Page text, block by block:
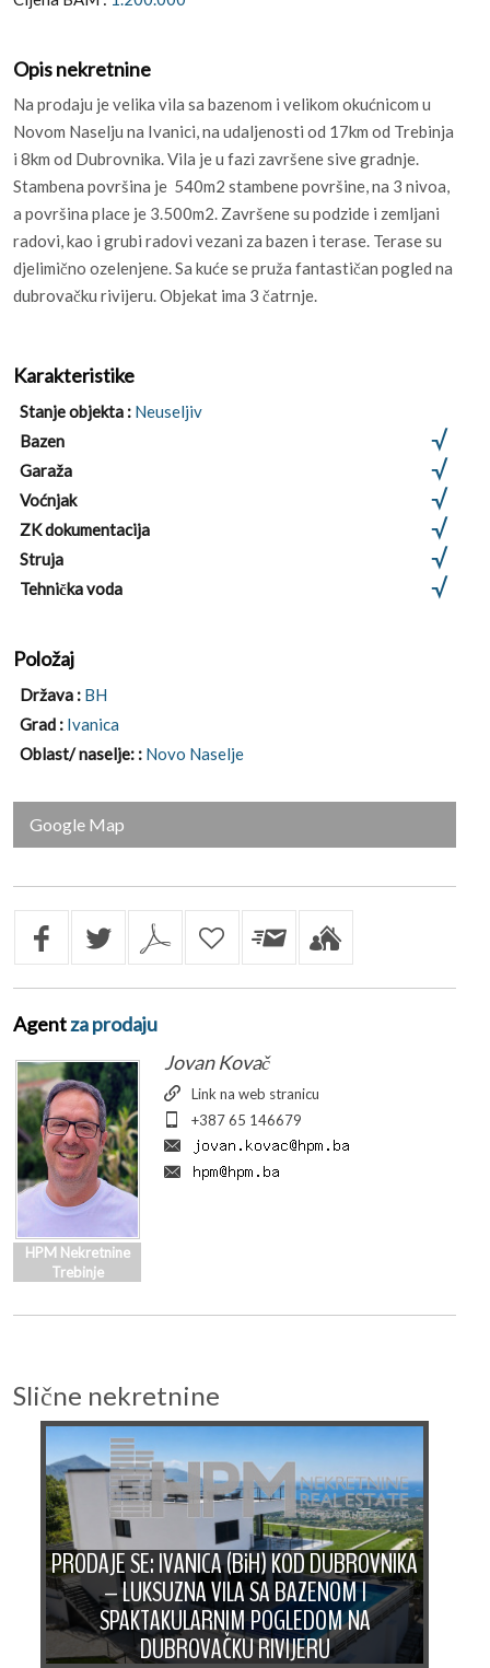
Opis nekretnine
Na prodaju je velika vila sa bazenom i velikom okućnicom u
Novom Naselju na Ivanici, na udaljenosti od 17km od Trebinja
i 8km od Dubrovnika. Vila je u fazi završene sive gradnje.
Stambena površina je 540m2 stambene površine, na 3 nivoa,
a površina place je 3.500m2. Završene su podzide i zemljani
radovi, kao i grubi radovi vezani za bazen i terase. Terase su
djelimično ozelenjene. Sa kuće se pruža fantastičan pogled na
dubrovačku rivijeru. Objekat ima 3 čatrnje.
Karakteristike
Stanje objekta : Neuseljiv
Bazen
Garaža
Voćnjak
ZK dokumentacija
Struja
Tehnička voda
Položaj
Država : BH
Grad : Ivanica
Oblast/ naselje: : Novo Naselje
Google Map
Agentza prodaju
HPM Nekretnine
Trebinje
Jovan Kovač
Link na web stranicu
+387 65 146679
Slične nekretnine
PRODAJE SE: IVANICA (BiH) KOD DUBROVNIKA
– LUKSUZNA VILA SA BAZENOM I
SPAKTAKULARNIM POGLEDOM NA
DUBROVAČKU RIVIJERU